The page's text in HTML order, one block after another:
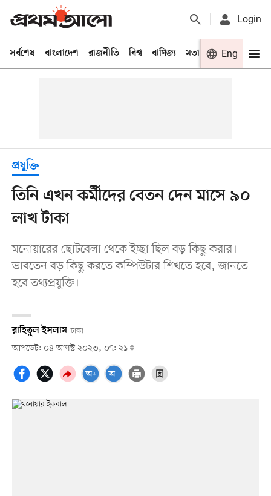
Login
সর্বশেষ বাংলাদেশ রাজনীতি বিশ্ব বাণিজ্য মতামত খেলা
Eng
প্রযুক্তি
তিনি এখন কর্মীদের বেতন দেন মাসে ৯০
লাখ টাকা
মনোয়ারের ছোটবেলা থেকে ইচ্ছা ছিল বড় কিছু করার।
ভাবতেন বড় কিছু করতে কম্পিউটার শিখতে হবে, জানতে
হবে তথ্যপ্রযুক্তি।
রাহিতুল ইসলাম ঢাকা
আপডেট: ০৪ আগস্ট ২০২৩, ০৭: ২১